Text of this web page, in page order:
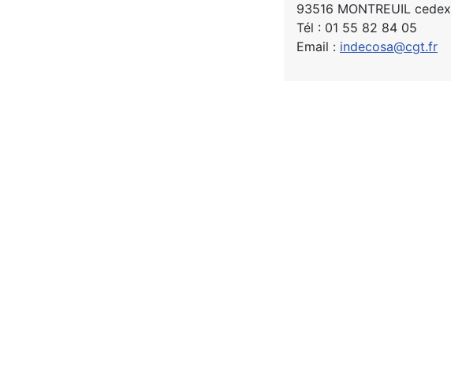
93516 MONTREUIL cedex
Tél : 01 55 82 84 05
Email : indecosa@cgt.fr